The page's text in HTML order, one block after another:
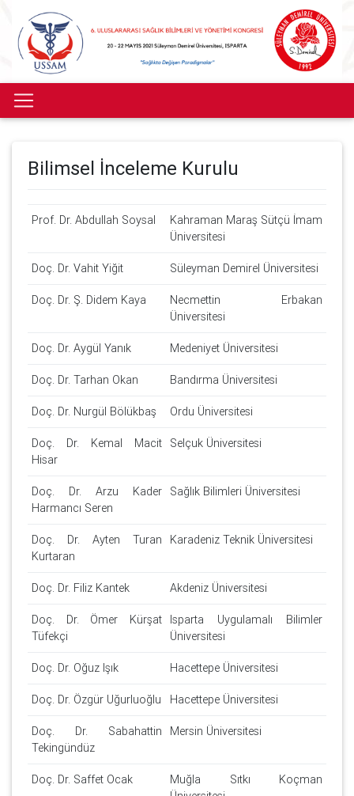
Bilimsel İnceleme Kurulu
Prof. Dr. Abdullah Soysal
Kahraman Maraş Sütçü İmam
Üniversitesi
Doç. Dr. Vahit Yiğit Süleyman Demirel Üniversitesi
Doç. Dr. Ş. Didem Kaya
Necmettin Erbakan
Üniversitesi
Doç. Dr. Aygül Yanık Medeniyet Üniversitesi
Doç. Dr. Tarhan Okan Bandırma Üniversitesi
Doç. Dr. Nurgül Bölükbaş Ordu Üniversitesi
Doç. Dr. Kemal Macit
Hisar
Selçuk Üniversitesi
Doç. Dr. Arzu Kader
Harmancı Seren
Sağlık Bilimleri Üniversitesi
Doç. Dr. Ayten Turan
Kurtaran
Karadeniz Teknik Üniversitesi
Doç. Dr. Filiz Kantek Akdeniz Üniversitesi
Doç. Dr. Ömer Kürşat
Tüfekçi
Isparta Uygulamalı Bilimler
Üniversitesi
Doç. Dr. Oğuz Işık Hacettepe Üniversitesi
Doç. Dr. Özgür Uğurluoğlu Hacettepe Üniversitesi
Doç. Dr. Sabahattin
Tekingündüz
Mersin Üniversitesi
Doç. Dr. Saffet Ocak
Muğla Sıtkı Koçman